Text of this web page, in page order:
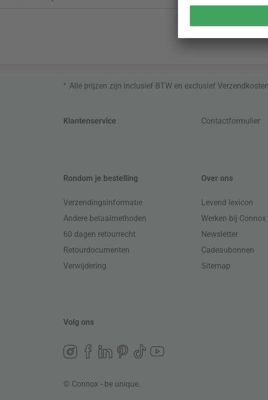
* Alle prijzen zijn inclusief BTW en exclusiefVerzendkosten
Klantenservice Contactformulier
Rondom je bestelling
Verzendingsinformatie
Andere betaalmethoden
60 dagen retourrecht
Retourdocumenten
Verwijdering
Over ons
Levend lexicon
Werken bij Connox
Newsletter
Cadeaubonnen
Sitemap
Volg ons
© Connox - be unique.